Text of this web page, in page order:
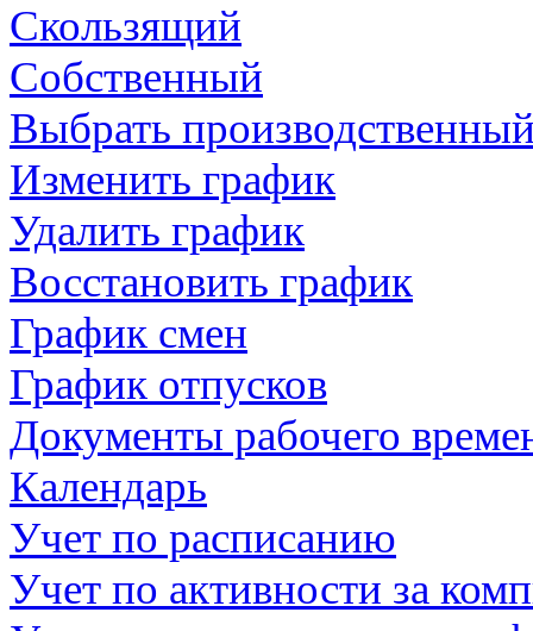
Скользящий
Собственный
Выбрать
Изменить график
Удалить график
Восстановить график
График смен
График отпусков
Документы рабочего
Календарь
Учет по расписанию
Учет по активности за